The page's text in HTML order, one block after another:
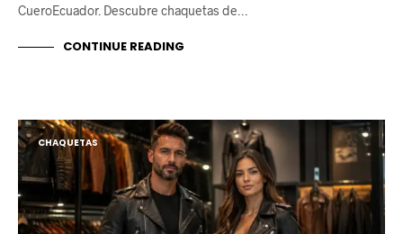
CueroEcuador. Descubre chaquetas de…
CONTINUE READING
CHAQUETAS